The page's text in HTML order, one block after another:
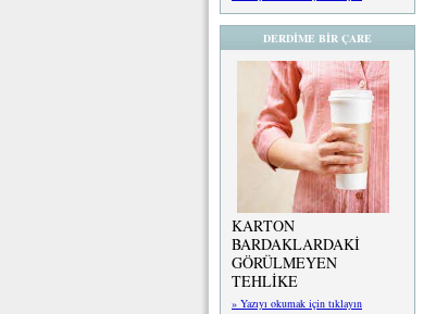
DERDİME BİR ÇARE
KARTON
BARDAKLARDAKİ
GÖRÜLMEYEN
TEHLİKE
» Yazıyı okumak için tıklayın